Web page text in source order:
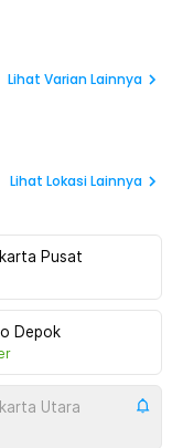
Lihat Varian Lainnya
Lihat Lokasi Lainnya
Pusat
Depok
Utara